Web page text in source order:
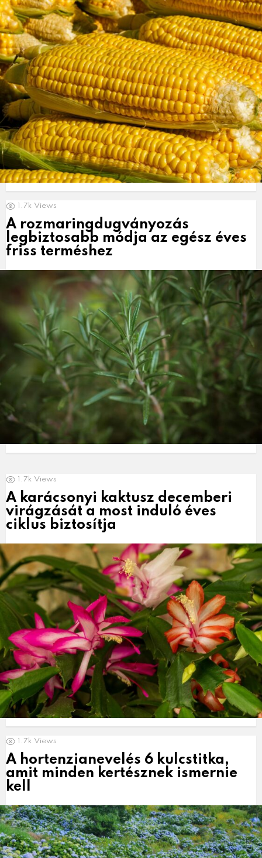
1.7k Views
A rozmaringdugványozás
legbiztosabb módja az egész éves
friss terméshez
1.7k Views
A karácsonyi kaktusz decemberi
virágzását a most induló éves
ciklus biztosítja
1.7k Views
A hortenzianevelés 6 kulcstitka,
amit minden kertésznek ismernie
kell